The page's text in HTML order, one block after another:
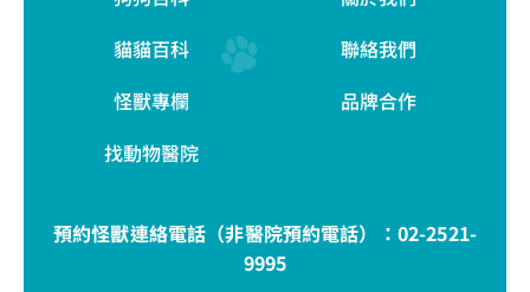
貓貓百科
怪獸專欄
找動物醫院
聯絡我們
品牌合作
預約怪獸連絡電話（非醫院預約電話）： 02-2521-
9995